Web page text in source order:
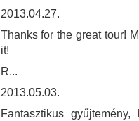
2013.04.27.
Thanks for the great tour!
it!
R...
2013.05.03.
Fantasztikus